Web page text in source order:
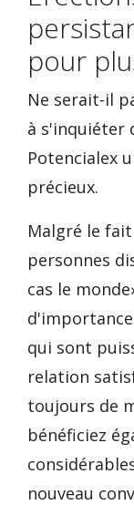
pour
Ne serait-il
à s'inquiéter
Potencialex
précieux.
Malgré le
personnes
cas le
qui sont
relation
toujours de
bénéficiez
nouveau